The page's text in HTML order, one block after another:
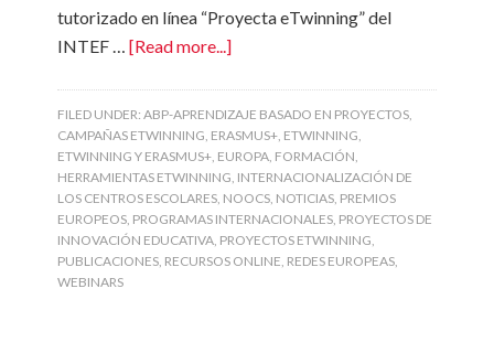
tutorizado en línea “Proyecta eTwinning” del
INTEF …[Read more...]
FILED UNDER:ABP-APRENDIZAJE BASADO EN PROYECTOS,
CAMPAÑAS ETWINNING, ERASMUS+, ETWINNING,
ETWINNING Y ERASMUS+, EUROPA, FORMACIÓN,
HERRAMIENTAS ETWINNING, INTERNACIONALIZACIÓN DE
LOS CENTROS ESCOLARES, NOOCS, NOTICIAS, PREMIOS
EUROPEOS, PROGRAMAS INTERNACIONALES, PROYECTOS DE
INNOVACIÓN EDUCATIVA, PROYECTOS ETWINNING,
PUBLICACIONES, RECURSOS ONLINE, REDES EUROPEAS,
WEBINARS